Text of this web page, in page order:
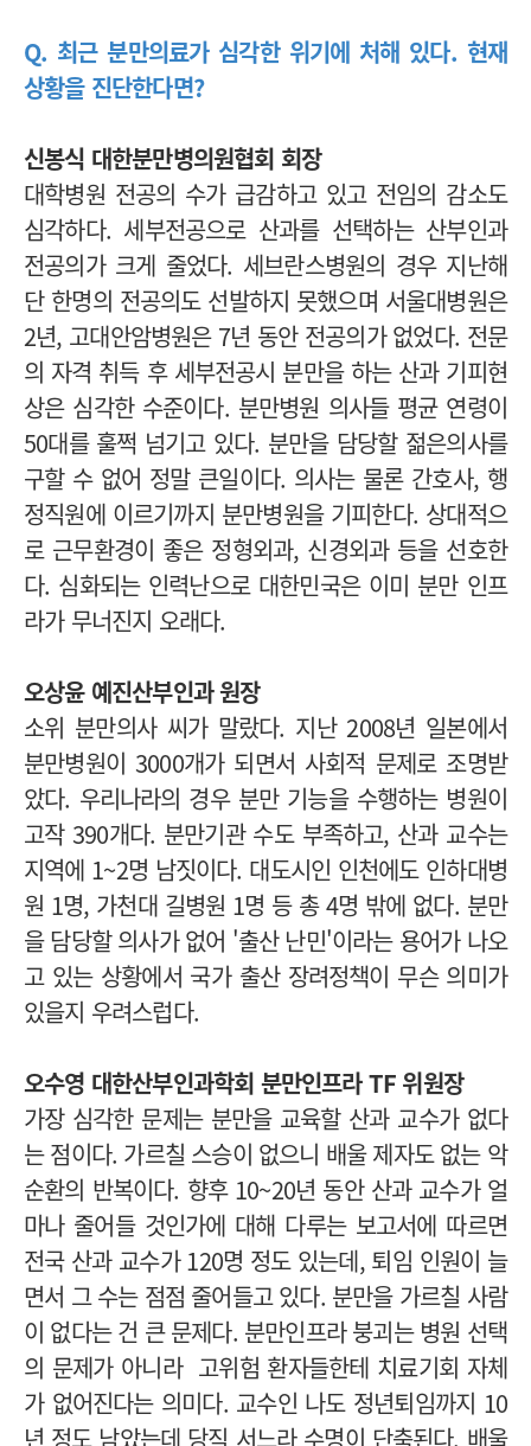
Q. 최근 분만의료가 심각한 위기에 처해 있다. 현재
상황을 진단한다면?
신봉식 대한분만병의원협회 회장
대학병원 전공의 수가 급감하고 있고 전임의 감소도
심각하다. 세부전공으로 산과를 선택하는 산부인과
전공의가 크게 줄었다. 세브란스병원의 경우 지난해
단 한명의 전공의도 선발하지 못했으며 서울대병원은
2년, 고대안암병원은 7년 동안 전공의가 없었다. 전문
의 자격 취득 후 세부전공시 분만을 하는 산과 기피현
상은 심각한 수준이다. 분만병원 의사들 평균 연령이
50대를 훌쩍 넘기고 있다. 분만을 담당할 젊은의사를
구할 수 없어 정말 큰일이다. 의사는 물론 간호사, 행
정직원에 이르기까지 분만병원을 기피한다. 상대적으
로 근무환경이 좋은 정형외과, 신경외과 등을 선호한
다. 심화되는 인력난으로 대한민국은 이미 분만 인프
라가 무너진지 오래다.
오상윤 예진산부인과 원장
소위 분만의사 씨가 말랐다. 지난 2008년 일본에서
분만병원이 3000개가 되면서 사회적 문제로 조명받
았다. 우리나라의 경우 분만 기능을 수행하는 병원이
고작 390개다. 분만기관 수도 부족하고, 산과 교수는
지역에 1~2명 남짓이다. 대도시인 인천에도 인하대병
원 1명, 가천대 길병원 1명 등 총 4명 밖에 없다. 분만
을 담당할 의사가 없어 '출산 난민'이라는 용어가 나오
고 있는 상황에서 국가 출산 장려정책이 무슨 의미가
있을지 우려스럽다.
오수영 대한산부인과학회 분만인프라 TF 위원장
가장 심각한 문제는 분만을 교육할 산과 교수가 없다
는 점이다. 가르칠 스승이 없으니 배울 제자도 없는 악
순환의 반복이다. 향후 10~20년 동안 산과 교수가 얼
마나 줄어들 것인가에 대해 다루는 보고서에 따르면
전국 산과 교수가 120명 정도 있는데, 퇴임 인원이 늘
면서 그 수는 점점 줄어들고 있다. 분만을 가르칠 사람
이 없다는 건 큰 문제다. 분만인프라 붕괴는 병원 선택
의 문제가 아니라 고위험 환자들한테 치료기회 자체
가 없어진다는 의미다. 교수인 나도 정년퇴임까지 10
년 정도 남았는데 당직 서느라 수명이 단축된다. 배울